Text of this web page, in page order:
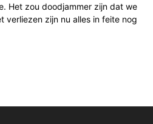
Het zou doodjammer zijn dat we
verliezen zijn nu alles in feite nog